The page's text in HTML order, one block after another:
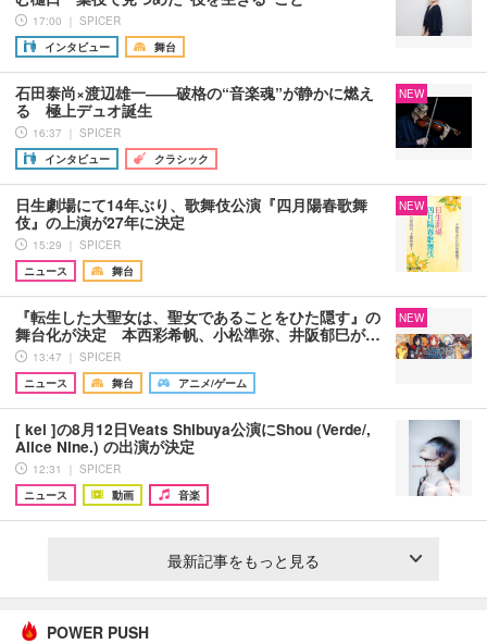
17:00 ｜ SPICER
インタビュー
舞台
石田泰尚×渡辺雄一――破格の“音楽魂”が静かに燃え
る 極上デュオ誕生
16:37 ｜ SPICER
インタビュー
クラシック
NEW
日生劇場にて14年ぶり、歌舞伎公演『四月陽春歌舞
伎』の上演が27年に決定
15:29 ｜ SPICER
ニュース
舞台
NEW
『転生した大聖女は、聖女であることをひた隠す』の
舞台化が決定 本西彩希帆、小松準弥、井阪郁巳が…
13:47 ｜ SPICER
ニュース
舞台 アニメ/ゲーム
NEW
[ kei ]の8月12日Veats Shibuya公演にShou (Verde/,
Alice Nine.) の出演が決定
12:31 ｜ SPICER
ニュース
動画 音楽
最新記事をもっと見る
POWER PUSH